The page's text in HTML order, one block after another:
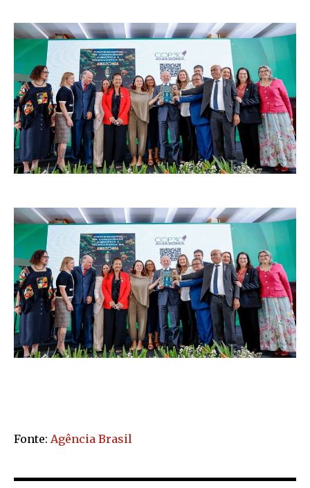
Fonte: Agência Brasil